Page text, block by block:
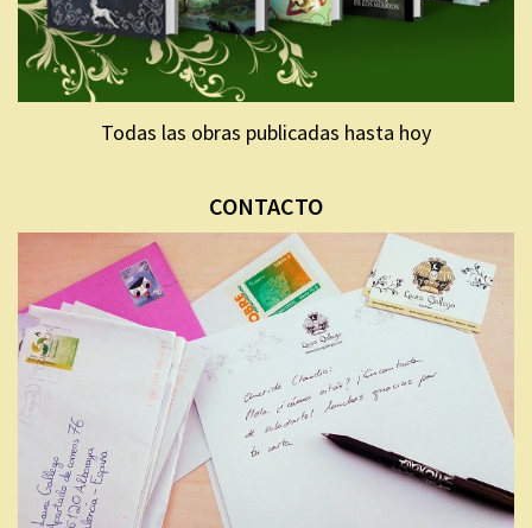
Todas las obras publicadas hasta hoy
CONTACTO